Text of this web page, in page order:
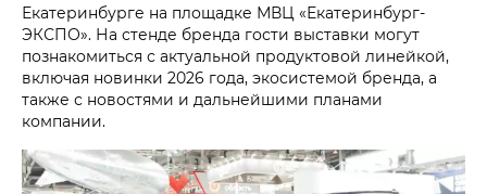
Екатеринбурге на площадке МВЦ «Екатеринбург-
ЭКСПО». На стенде бренда гости выставки могут
познакомиться с актуальной продуктовой линейкой,
включая новинки 2026 года, экосистемой бренда, а
также с новостями и дальнейшими планами
компании.